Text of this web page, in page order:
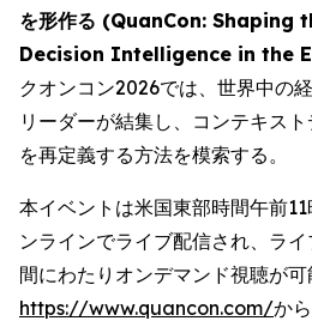
を形作る (QuanCon: Shaping
Decision Intelligence in the
クオンコン2026では、世界中の
リーダーが結集し、コンテキス
を再定義する方法を模索する。
本イベントは米国東部時間午前
ンラインでライブ配信され、ラ
間にわたりオンデマンド視聴が可
https://www.quancon.com/か